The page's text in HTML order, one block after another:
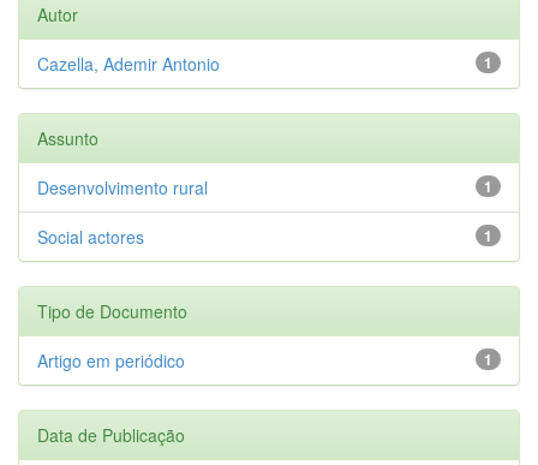
Autor
1
Cazella, Ademir Antonio
Assunto
1
Desenvolvimento rural
1
Social actores
Tipo de Documento
1
Artigo em periódico
Data de Publicação